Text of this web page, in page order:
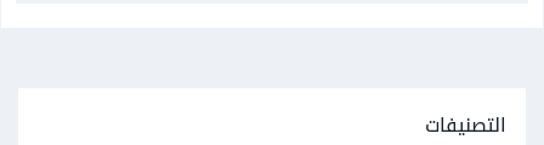
التصنيفات